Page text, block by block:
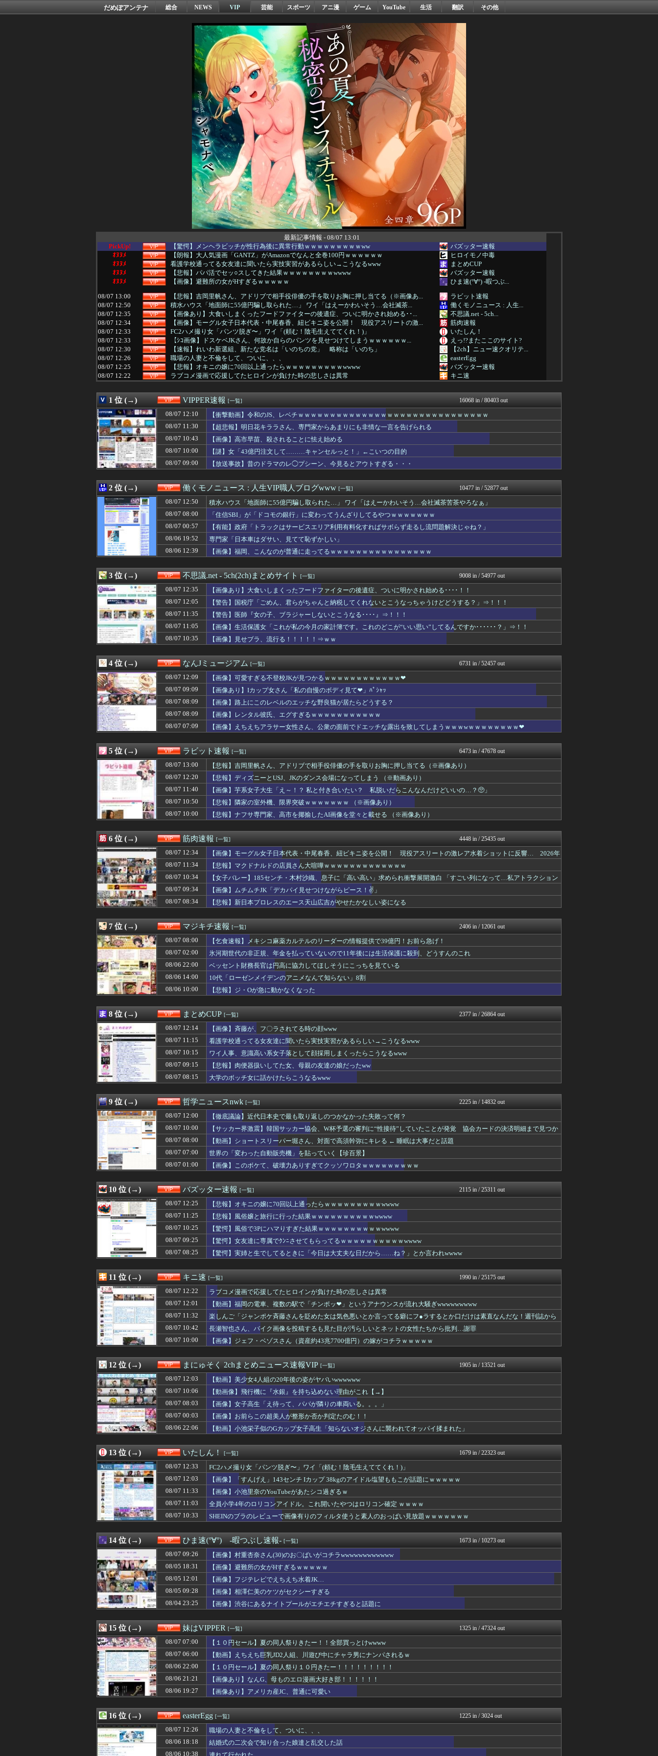
だめぽアンテナ 総合 NEWS VIP 芸能 スポーツ アニ漫 ゲーム YouTube 生活 翻訳 その他
最新記事情報 - 08/07 13:01
PickUp!
【驚愕】メンヘラビッチが性行為後に異常行動ｗｗｗｗｗｗｗｗｗww
バズッター速報
ｵﾇﾇﾒ
【朗報】大人気漫画「GANTZ」がAmazonでなんと全巻100円ｗｗｗｗｗｗ
ヒロイモノ中毒
ｵﾇﾇﾒ
看護学校通ってる女友達に聞いたら実技実習があるらしい→こうなるwww
まとめCUP
ｵﾇﾇﾒ
【悲報】パパ活でセッ○スしてきた結果ｗｗｗｗｗｗｗｗwwww
バズッター速報
ｵﾇﾇﾒ
【画像】避難所の女がHすぎるｗｗｗｗｗ
ひま速(°∀°) -暇つぶ...
08/07 13:00
【悲報】吉岡里帆さん、アドリブで相手役俳優の手を取りお胸に押し当てる（※画像あ...
ラビット速報
08/07 12:50
積水ハウス「地面師に55億円騙し取られた…」 ワイ「はえーかわいそう…会社滅茶...
働くモノニュース : 人生...
08/07 12:35
【画像あり】大食いしまくったフードファイターの後遺症、ついに明かされ始める･･...
不思議.net - 5ch...
08/07 12:34
【画像】モーグル女子日本代表・中尾春香、紐ビキニ姿を公開！ 現役アスリートの激...
筋肉速報
08/07 12:33
FC2ハメ撮り女「パンツ脱ぎ〜」ワイ「(頼む！陰毛生えててくれ！)」
いたしん！
08/07 12:33
【ｼｺ画像】ドスケベJKさん、何故か自らのパンツを見せつけてしまうｗｗｗｗｗｗ...
えっ!?またここのサイト?
08/07 12:30
【速報】れいわ新選組、新たな党名は「いのちの党」 略称は「いのち」
【2ch】ニュー速クオリテ...
08/07 12:26
職場の人妻と不倫をして、ついに、、、
easterEgg
08/07 12:25
【悲報】オキニの嬢に70回以上通ったらｗｗｗｗｗｗｗｗｗwwww
バズッター速報
08/07 12:22
ラブコメ漫画で応援してたヒロインが負けた時の悲しさは異常
キニ速
08/07 12:18
【衝撃】隣家の室外機、限界突破してきた結果ｗｗｗｗｗ(※画像あり)
NEWSぽけまとめーる
08/07 12:14
【画像】斉藤が、フ〇ラされてる時の顔www
まとめCUP
08/07 12:12
エンジニアと絵師界隈のAIへの価値観の違いはなぜ生まれるのか
08/07 12:12
カップラーメンの替え玉ってないの？
りぷらい速報
08/07 12:10
【衝撃動画】令和のJS、レベチｗｗｗｗｗｗｗｗｗｗｗｗｗｗｗｗｗｗｗｗｗｗｗｗ...
08/07 12:09
【画像】チー牛が好きなコンテンツ一覧wwwwwwwwwww
08/07 12:09
【画像】可愛すぎる不登校JKが見つかるｗｗｗｗｗｗｗｗｗｗｗｗ❤
なんJミュージアム
08/07 12:09
【愛知県警】スマートフォン約9億円分を窃盗か ベトナム国籍の男を逮捕
コノユビニュース｜みんなの...
08/07 12:05
【警告】国税庁「ごめん、君らがちゃんと納税してくれないとこうなっちゃうけどどう...
08/07 12:03
【画像】「すんげえ」143センチ Iカップ 38kgのアイドル塩望ももこが話題...
いたしん！
08/07 12:03
【朗報】檜山沙耶に代わる新しい弱者男性の姫が発見される///
Zチャンネル＠VIP
08/07 12:01
【動画】福岡の電車、複数の駅で「チンポッ❤」というアナウンスが流れ大騒ぎwww...
キニ速
08/07 12:01
【朗報】Amazon、汗が飛び散る灼熱の「マンガ毎週末セール（50%還元）」を...
ヒロイモノ中毒
08/07 12:00
【徹底議論】近代日本史で最も取り返しのつかなかった失敗って何？
08/07 12:00
霊感あるとか言ってる奴ってただのホラ吹きじゃねーの？
ネラーボイス
08/07 12:00
【画像】台風15号「チャンホン」発生 トリプル台風に…
【2ch】ニュー速クオリテ...
08/07 11:57
結婚式の作法、注意点など
ガールズVIPまとめ
08/07 11:56
れいわ信者「“れいわ信者”や“れいわ知能”といった表現は差別的。放送禁止用語に...
08/07 11:42
QRコード決済やタブレットなどを使いこなせない人も居るという話・・・
スコールちゃんねる｜２ちゃ...
08/07 11:40
【画像】芋系女子大生「え～！？ 私と付き合いたい？ 私脱いだらこんなんだけどい...
ラビット速報
08/07 11:39
【悲報】 名探偵プリキュアさん、前作から売上を10億円も落としてしまう
ゴールデンタイムズ
08/07 11:39
宗教と推し活は同じだと言われた。
ガールズVIPまとめ
08/07 11:35
【警告】医師『女の子、ブラジャーしないとこうなる････』⇒！！！
不思議.net - 5ch...
08/07 11:34
【悲報】マクドナルドの店員さん大喧嘩ｗｗｗｗｗｗｗｗｗｗｗｗｗ
08/07 11:33
【画像】小池里奈のYouTubeがあたシコ過ぎるｗ
いたしん！
08/07 11:32
楽しんご「ジャンポケ斉藤さんを貶めた女は気色悪いとか言ってる癖にフ●ラするとか...
キニ速
08/07 11:31
【悲報】節約で毎日カップラーメンや袋ラーメン食べてたワイ『ある事実』に気付くｗ...
08/07 11:26
ジブリ映画あるある
ガールズVIPまとめ
08/07 11:25
【悲報】風俗嬢と旅行に行った結果ｗｗｗｗｗｗｗｗｗｗwwww
バズッター速報
08/07 11:19
【悲報】今の小学生のなりたい職業ランキング、ガチで終わる
08/07 11:18
【朗報】山本由伸さん、8回3失点wwwwwwwwwwwwwwwwwwww
ガールズVIPまとめ
08/07 11:18
【衝撃】天才ワイ、デブ禁止のマッチングアプリを思いつくｗｗｗｗｗ
08/07 11:15
看護学校通ってる女友達に聞いたら実技実習があるらしい→こうなるwww
08/07 11:13
【ｼｺ動画】女さん、お○ぱいがデカ過ぎて下着がパツパツになってしまうｗｗｗｗｗ...
08/07 11:12
Amazon、汗が飛び散る灼熱の「マンガ毎週末セール（50%還元）」を開催！
ゴールデンタイムズ
08/07 11:09
羽田空港「どんどんターミナルを広くして徒歩で行けるようにします」→搭乗口まで1...
コノユビニュース｜みんなの...
08/07 11:05
【画像】生活保護女「これが私の今月の家計簿です。これのどこが“いい思い”してる...
不思議.net - 5ch...
08/07 11:04
「慶応顔」「早稲田顔」というのは本当にあるのでしょうか？
ガールズVIPまとめ
08/07 11:03
【画像】NHK北海道さん、とんでもないマシュマロ女子をキャスターに起用ｗ
Zチャンネル＠VIP
08/07 11:03
全員小学4年のロリコンアイドル。これ開いたやつはロリコン確定 ｗｗｗｗ
いたしん！
08/07 11:00
韓国サッカー協会、Ｗ杯アジア予選で外国人審判員に性的接待か…韓国放送局が独占報...
あらまめ2ch
08/07 11:00
QRコード決済やタブレットなどを使いこなせない人も居るという話・・・
【2ch】ニュー速クオリテ...
08/07 10:57
閉店・撤退したけど復活してほしい店
08/07 10:55
【動画】昔のドラマのレ●プシーン、リアルすぎて今見ると完全にアウト
もみあげチャ～シュ～
08/07 10:50
【悲報】隣家の室外機、限界突破ｗｗｗｗｗｗｗ （※画像あり）
08/07 10:42
長瀬智也さん、バイク画像を投稿するも見た目が汚らしいとネットの女性たちから批判...
08/07 10:41
【画像】カンニング竹山、目の前で嫁を寝取られてて草wwwww
BIPブログ
08/07 10:39
【悲報】町のお弁当屋さん「申し訳ないが消費税1%になったらその分商品代を値上げ...
ゴールデンタイムズ
08/07 10:39
【画像】ヤバすぎるペアルック、発見されるｗｗｗwｗｗｗｗｗｗｗｗｗ
うしみつ-5chまとめ-
08/07 10:35
【画像】見せブラ、流行る！！！！！⇒ｗｗ
不思議.net - 5ch...
08/07 10:34
【女子バレー】185センチ・木村沙織、息子に「高い高い」求められ衝撃展開激白 ...
筋肉速報
08/07 10:33
SHEINのブラのレビューで画像有りのフィルタ使うと素人のおっぱい見放題ｗｗｗ...
08/07 10:30
【悲報】保護者「修学旅行は無料化するべき。体験格差を放置するのか」←これ
あらまめ2ch
08/07 10:25
【驚愕】風俗で3Pにハマりすぎた結果ｗｗｗｗｗｗｗｗｗｗwwww
08/07 10:15
ワイ人事、意識高い系女子落として顔採用しまくったらこうなるwww
まとめCUP
08/07 10:12
【画像】 ラーメン屋でにんにくを注文した人、真っ青なにんにくを出される
08/07 10:11
【画像】現役アイドル、腋スジが大変なことになってるwwww
08/07 10:10
【画像】松本人志さん、大勢の若いファンに囲まれてご満悦・・・
スコールちゃんねる｜２ちゃ...
08/07 10:09
【悲報】韓国サッカー協会、ワールドカップ予選などで外国人審判への性的接待疑惑が...
コノユビニュース｜みんなの...
08/07 10:09
女性さん、子育てしない父親にブチギレ！声の限り叫ぶ！！→ｗｗｗｗ
08/07 10:09
【画像】この女子の中から「真ん中の日焼け」を選ぶやつはロリwwwwww
08/07 10:06
【動画像】飛行機に『水銀』を持ち込めない理由がこれ【→】
まにゅそく 2chまとめニ...
08/07 10:05
【画像】女子「弱男のホテルへの誘い方が丁寧すぎて引いちゃった（笑）」⇒ｗ
08/07 10:00
【サッカー界激震】韓国サッカー協会、W杯予選の審判に“性接待”していたことが発...
哲学ニュースnwk
08/07 10:00
シャウエッセン公式、こういうのでいいんだよ丼を作る
08/07 10:00
【悲報】ナフサ専門家、高市を揶揄したAI画像を堂々と載せる （※画像あり）
08/07 10:00
【画像】ジェフ・ベゾスさん（資産約43兆7700億円）の嫁がコチラｗｗｗｗｗ
08/07 10:00
【謎】女「43億円注文して………キャンセルっと！」←こいつの目的
VIPPER速報
08/07 09:42
ソードコンピューター、新型マイコン「c100」を発売ｷﾀ━━━━(ﾟ∀ﾟ)━━...
08/07 09:39
【画像】 ボディービルダーの横川尚隆さん、最新の姿がヤバすぎる
08/07 09:39
【悲報】バイト先の先輩おばさん（32）と深い関係になってしまった結果⇒ｗ
うしみつ-5chまとめ-
08/07 09:35
【朗報】若い女の子からする「甘い匂い」の正体⇒ｗｗｗｗｗｗｗｗｗｗｗｗｗ
不思議.net - 5ch...
08/07 09:33
【画像】声優の上坂すみれさん、ガチでシコらせにくるｗｗｗｗｗｗｗｗｗｗ
いたしん！
08/07 09:33
ワイ「セ○クスしよｗｗｗｗ」女友達｢ヤってもいいけど……」→勃起チ○ポを擦りつ...
えっ!?またここのサイト?
08/07 09:31
「高市総理には愛想尽かした」コメ余りに農家が悲鳴 売値は生産原価の半分以下に…
08/07 09:30
居酒屋「6人で長居して会計4939円！喋りたいだけなら公園に行ってくれ（怒」
あらまめ2ch
08/07 09:26
【画像】村重杏奈さん(30)のお〇ぱいがコチラwwwwwwwwwwww
ひま速(°∀°) -暇つぶ...
【驚愕】女友達に専属でｸﾝﾆさせてもらってるｗｗｗｗｗｗｗｗｗｗwwww
バズッター速報
08/07 09:20
可愛すぎるおむすび屋さん（28）、新店舗に4000万円クラファンした成功した結...
08/07 09:18
【衝撃】居酒屋「6人で長居して会計4939円！喋りたいだけなら公園に行ってくれ...
NEWSぽけまとめーる
08/07 09:15
【悲報】肉便器扱いしてた女、母親の友達の娘だったww
まとめCUP
08/07 09:10
ニコニコ出身者が豪華すぎると話題に なんでyoutubeに負けたのか・・・
スコールちゃんねる｜２ちゃ...
08/07 09:10
【画像あり】わざわざ大学を卒業したのに新卒でタクシー運転手になる女性ってどう思...
ラビット速報
08/07 09:09
【画像あり】Iカップ女さん「私の自慢のボディ見て❤」ﾊﾟｼｬｯ
08/07 09:09
陸上100m全国大会1位の中学生、サッカー部でゴールキーパーｗｗｗ
08/07 09:05
【画像】女子高生さん、太ももで男子の顔を挟んでしまうｗｗｗｗｗｗｗｗｗｗ
不思議.net - 5ch...
08/07 09:03
【画像】最新の高橋真麻さん、デカい
08/07 09:01
【朗報】芸能界を引退した爆乳、SNSでおっぱい画像を投稿wwwwww
08/07 09:00
【放送事故】昔のドラマのレ◯プシーン、今見るとアウトすぎる・・・
VIPPER速報
08/07 09:00
ソードコンピューター、新型マイコン「c100」を発売ｷﾀ━━━━(ﾟ∀ﾟ)━━...
【2ch】ニュー速クオリテ...
08/07 08:40
映画館でオナラ事案が発生し、臭すぎて観客数十人が避難へｗｗｗｗｗｗｗ
キニ速
08/07 08:39
【画像あり】モデルを目指す女子高生、６人の中で明らかにデカい人を発見ｗｗｗｗ
うしみつ-5chまとめ-
08/07 08:39
FGOのリリスさん、謎のSKB水着を着るｗｗｗｗｗｗｗｗｗｗｗｗｗｗｗｗ
08/07 08:38
【悲報】有吉弘行さん、また匂わせポストｗｗｗｗｗｗｗｗｗｗｗｗｗｗｗｗｗ
VIPPER速報
08/07 08:34
【悲報】新日本プロレスのエース天山広吉がやせたかなしい姿になる
筋肉速報
08/07 08:33
【ｼｺ画像】挿入寸前の真面目女さん、お◯ぱいがエ口過ぎるｗｗｗｗｗｗｗｗｗｗｗ
えっ!?またここのサイト?
08/07 08:25
【驚愕】実姉と生でしてるときに「今日は大丈夫な日だから……ね？」とか言われww...
バズッター速報
08/07 08:20
【画像】イオンモール熊本、花と色紙と生茶が供えられる・・・
08/07 08:18
【悲報】大卒公務員40歳年収700万ワイ、咽び泣く・・・・
NEWSぽけまとめーる
08/07 08:10
【悲報】Googleのエンジニア「AIで仕事がつまらなくなった」
スコールちゃんねる｜２ちゃ...
08/07 08:09
「週刊少年ジャンプ」、初の100万部割れ 全盛期の1994年には653万部
コノユビニュース｜みんなの...
08/07 08:09
【画像】日テレ女子アナさん、とんでもないグラビアを披露した結果・・・
08/07 08:09
【画像】JKのスカートの下に履いてる謎の黒いやつ⇒ｗｗ
08/07 08:09
【画像】路上にこのレベルのエッチな野良猫が居たらどうする？
なんJミュージアム
08/07 08:09
【画像】レンタル彼氏、エグすぎるｗｗｗｗｗｗｗｗｗｗｗ
なんJミュージアム
08/07 08:08
ワイ職場ですぐキレてしまう・・・
08/07 08:05
【画像】あの人気ポケモン、エッチなフィギュアになってしまう
VIPPER速報
08/07 08:03
【画像】女子高生「え待って、パパが隣りの車両いる。。。」
まにゅそく 2chまとめニ...
08/07 08:01
子供向け漫画、謎の闇の大会に参加しがち問題
ヒロイモノ中毒
08/07 08:00
「住信SBI」が「ドコモの銀行」に変わってうんざりしてるやつｗｗｗｗｗｗｗ
働くモノニュース : 人生...
08/07 08:00
【乞食速報】メキシコ麻薬カルテルのリーダーの情報提供で39億円！お前ら急げ！
08/07 08:00
【悲報】お母さん、隣の家がとんでもない位置に室外機を取り付けブチギレwwwww...
キニ速
08/07 08:00
【動画】ショートスリーパー堀さん、対面で高須幹弥にキレる ← 睡眠は大事だと話...
哲学ニュースnwk
08/07 08:00
石破「日本の財政は世界最悪」
【2ch】ニュー速クオリテ...
08/07 07:39
【悲報】港区女子、お前らにブチギレｗｗｗｗｗｗｗｗｗｗｗｗｗｗｗ
08/07 07:34
【画像】洋服の青山、空調ウェアを発売ｗｗｗｗｗｗｗｗｗｗｗｗｗｗ
VIPPER速報
08/07 07:34
【画像】中村敬斗 かっこいいアスリート調査 1位 W杯でインスタフォロワー1...
筋肉速報
08/07 07:33
【ｼｺ画像】すぐエ◯チさせてくれそうな女さん、パンツを脱がされてしまうｗｗｗｗ...
えっ!?またここのサイト?
08/07 07:31
【画像】あの人気ムチムチなポケモン、エッチなフィギュアになる
BIPブログ
08/07 07:31
【えっ】ワキガの兄貴が出社してたら『とんでもないこと』になったｗｗｗｗｗｗｗ
おうまがタイムズ
08/07 07:30
【画像】本田望結の妹、本田望結より実ってしまうｗｗｗｗｗｗｗｗ
08/07 07:25
【驚愕】看護師(若い女)にチ○コ拭かれたらｗｗｗｗｗｗｗwwww
08/07 07:15
意識高い系のラーメン行ったら無茶苦茶だった...
まとめCUP
08/07 07:10
【画像】大学生の頃に出会った小学生と大人になってから再会し結婚した男、めちゃく...
スコールちゃんねる｜２ちゃ...
08/07 07:09
【画像】えちえちアラサー女性さん、公衆の面前でドエッチな露出を致してしまうｗｗ...
08/07 07:09
【画像】富裕層が食べてる「恵方巻」がこちらwwwwwwwwwwwww
08/07 07:09
【悲報】週間少年ジャンプのグッズ(43億円分)を注文し全てキャンセルした女を逮...
コノユビニュース｜みんなの...
08/07 07:03
【画像】吉岡里帆さん、アドリブで相手役俳優の手を取りおっぱいに押し当ててしまう... Zチャンネル＠VIP
1 位 (→) VIPPER速報 [一覧] 16068 in / 80403 out
08/07 12:10
【衝撃動画】令和のJS、レベチｗｗｗｗｗｗｗｗｗｗｗｗｗｗｗｗｗｗｗｗｗｗｗｗｗｗｗｗｗｗ
08/07 11:30
【超悲報】明日花キララさん、専門家からあまりにも非情な一言を告げられる
08/07 10:43
【画像】高市早苗、殺されることに怯え始める
08/07 10:00
【謎】女「43億円注文して………キャンセルっと！」←こいつの目的
08/07 09:00
【放送事故】昔のドラマのレ◯プシーン、今見るとアウトすぎる・・・
2 位 (→) 働くモノニュース : 人生VIP職人ブログwww [一覧] 10477 in / 52877 out
08/07 12:50
積水ハウス「地面師に55億円騙し取られた…」 ワイ「はえーかわいそう…会社滅茶苦茶やろなぁ」
08/07 08:00
「住信SBI」が「ドコモの銀行」に変わってうんざりしてるやつｗｗｗｗｗｗｗ
08/07 00:57
【有能】政府「トラックはサービスエリア利用有料化すればサボらず走るし流問題解決じゃね？」
08/06 19:52
専門家「日本車はダサい、見てて恥ずかしい」
08/06 12:39
【画像】福岡、こんなのが普通に走ってるｗｗｗｗｗｗｗｗｗｗｗｗｗｗｗｗ
3 位 (→) 不思議.net - 5ch(2ch)まとめサイト [一覧] 9008 in / 54977 out
08/07 12:35
【画像あり】大食いしまくったフードファイターの後遺症、ついに明かされ始める････！！
08/07 12:05
【警告】国税庁「ごめん、君らがちゃんと納税してくれないとこうなっちゃうけどどうする？」⇒！！！
08/07 11:35
【警告】医師『女の子、ブラジャーしないとこうなる････』⇒！！！
08/07 11:05
【画像】生活保護女「これが私の今月の家計簿です。これのどこが“いい思い”してるんですか･･････？」⇒！！
08/07 10:35
【画像】見せブラ、流行る！！！！！⇒ｗｗ
4 位 (→) なんJミュージアム [一覧] 6731 in / 52457 out
08/07 12:09
【画像】可愛すぎる不登校JKが見つかるｗｗｗｗｗｗｗｗｗｗｗｗ❤
08/07 09:09
【画像あり】Iカップ女さん「私の自慢のボディ見て❤」ﾊﾟｼｬｯ
08/07 08:09
【画像】路上にこのレベルのエッチな野良猫が居たらどうする？
08/07 08:09
【画像】レンタル彼氏、エグすぎるｗｗｗｗｗｗｗｗｗｗｗ
08/07 07:09
【画像】えちえちアラサー女性さん、公衆の面前でドエッチな露出を致してしまうｗｗｗwｗｗｗｗｗｗｗｗ❤
5 位 (→) ラビット速報 [一覧] 6473 in / 47678 out
08/07 13:00
【悲報】吉岡里帆さん、アドリブで相手役俳優の手を取りお胸に押し当てる（※画像あり）
08/07 12:20
【悲報】ディズニーとUSJ、JKのダンス会場になってしまう （※動画あり）
08/07 11:40
【画像】芋系女子大生「え～！？ 私と付き合いたい？ 私脱いだらこんなんだけどいいの…？🥺」
08/07 10:50
【悲報】隣家の室外機、限界突破ｗｗｗｗｗｗｗ （※画像あり）
08/07 10:00
【悲報】ナフサ専門家、高市を揶揄したAI画像を堂々と載せる （※画像あり）
6 位 (→) 筋肉速報 [一覧] 4448 in / 25435 out
08/07 12:34
【画像】モーグル女子日本代表・中尾春香、紐ビキニ姿を公開！ 現役アスリートの激レア水着ショットに反響… 2026年
ミラノ五輪出場
08/07 11:34
【悲報】マクドナルドの店員さん大喧嘩ｗｗｗｗｗｗｗｗｗｗｗｗｗ
08/07 10:34
【女子バレー】185センチ・木村沙織、息子に「高い高い」求められ衝撃展開激白 「すごい列になって…私アトラクション
じゃないよみたいな」
08/07 09:34
【画像】ムチムチJK「デカパイ見せつけながらピース！✌」
08/07 08:34
【悲報】新日本プロレスのエース天山広吉がやせたかなしい姿になる
7 位 (→) マジキチ速報 [一覧] 2406 in / 12061 out
08/07 08:00
【乞食速報】メキシコ麻薬カルテルのリーダーの情報提供で39億円！お前ら急げ！
08/07 02:00
氷河期世代の非正規、年金を払っていないので11年後には生活保護に殺到、どうすんのこれ
08/06 22:00
ベッセント財務長官は円高に協力してほしそうにこっちを見ている
08/06 14:00
10代「ローゼンメイデンのアニメなんて知らない」8割
08/06 10:00
【悲報】ジ・Oが急に動かなくなった
8 位 (→) まとめCUP [一覧] 2377 in / 26864 out
08/07 12:14
【画像】斉藤が、フ〇ラされてる時の顔www
08/07 11:15
看護学校通ってる女友達に聞いたら実技実習があるらしい→こうなるwww
08/07 10:15
ワイ人事、意識高い系女子落として顔採用しまくったらこうなるwww
08/07 09:15
【悲報】肉便器扱いしてた女、母親の友達の娘だったww
08/07 08:15
大学のボッチ女に話かけたらこうなるwww
9 位 (→) 哲学ニュースnwk [一覧] 2225 in / 14832 out
08/07 12:00
【徹底議論】近代日本史で最も取り返しのつかなかった失敗って何？
08/07 10:00
【サッカー界激震】韓国サッカー協会、W杯予選の審判に“性接待”していたことが発覚 協会カードの決済明細まで見つか
る
08/07 08:00
【動画】ショートスリーパー堀さん、対面で高須幹弥にキレる ← 睡眠は大事だと話題
08/07 07:00
世界の「変わった自動販売機」を貼っていく【珍百景】
08/07 01:00
【画像】このボケて、破壊力ありすぎてクッソワロタｗｗｗｗｗｗｗｗｗ
10 位 (→) バズッター速報 [一覧] 2115 in / 25311 out
08/07 12:25
【悲報】オキニの嬢に70回以上通ったらｗｗｗｗｗｗｗｗｗwwww
08/07 11:25
【悲報】風俗嬢と旅行に行った結果ｗｗｗｗｗｗｗｗｗｗwwww
08/07 10:25
【驚愕】風俗で3Pにハマりすぎた結果ｗｗｗｗｗｗｗｗｗｗwwww
08/07 09:25
【驚愕】女友達に専属でｸﾝﾆさせてもらってるｗｗｗｗｗｗｗｗｗｗwwww
08/07 08:25
【驚愕】実姉と生でしてるときに「今日は大丈夫な日だから……ね？」とか言われwwww
11 位 (→) キニ速 [一覧] 1990 in / 25175 out
08/07 12:22
ラブコメ漫画で応援してたヒロインが負けた時の悲しさは異常
08/07 12:01
【動画】福岡の電車、複数の駅で「チンポッ❤」というアナウンスが流れ大騒ぎwwwwwwwww
08/07 11:32
楽しんご「ジャンポケ斉藤さんを貶めた女は気色悪いとか言ってる癖にフ●ラするとか口だけは素直なんだな！週刊誌から
金もらってるだろ」
08/07 10:42
長瀬智也さん、バイク画像を投稿するも見た目が汚らしいとネットの女性たちから批判…謝罪
08/07 10:00
【画像】ジェフ・ベゾスさん（資産約43兆7700億円）の嫁がコチラｗｗｗｗｗ
12 位 (→) まにゅそく 2chまとめニュース速報VIP [一覧] 1905 in / 13521 out
08/07 12:03
【動画】美少女4人組の20年後の姿がヤバいwwwwww
08/07 10:06
【動画像】飛行機に『水銀』を持ち込めない理由がこれ【→】
08/07 08:03
【画像】女子高生「え待って、パパが隣りの車両いる。。。」
08/07 00:03
【画像】お前らこの超美人が整形か否か判定たのむ！！
08/06 22:06
【動画】小池栄子似のGカップ女子高生「知らないオジさんに襲われてオッパイ揉まれた」
13 位 (→) いたしん！ [一覧] 1679 in / 22323 out
08/07 12:33
FC2ハメ撮り女「パンツ脱ぎ〜」ワイ「(頼む！陰毛生えててくれ！)」
08/07 12:03
【画像】「すんげえ」143センチ Iカップ 38kgのアイドル塩望ももこが話題にｗｗｗｗｗ
08/07 11:33
【画像】小池里奈のYouTubeがあたシコ過ぎるｗ
08/07 11:03
全員小学4年のロリコンアイドル。これ開いたやつはロリコン確定 ｗｗｗｗ
08/07 10:33
SHEINのブラのレビューで画像有りのフィルタ使うと素人のおっぱい見放題ｗｗｗｗｗｗｗ
14 位 (→) ひま速(°∀°) -暇つぶし速報- [一覧] 1673 in / 10273 out
08/07 09:26
【画像】村重杏奈さん(30)のお〇ぱいがコチラwwwwwwwwwwww
08/05 18:31
【画像】避難所の女がHすぎるｗｗｗｗｗ
08/05 12:01
【画像】フジテレビでえちえち水着JK…
08/05 09:28
【画像】相澤仁美のケツがセクシーすぎる
08/04 23:25
【画像】渋谷にあるナイトプールがエチエチすぎると話題に
15 位 (→) 妹はVIPPER [一覧] 1325 in / 47324 out
08/07 07:00
【１０円セール】夏の同人祭りきたー！！全部買っとけwwww
08/07 06:00
【動画】えちえち巨乳JD2人組、川遊び中にチャラ男にナンパされるｗ
08/06 22:00
【１０円セール】夏の同人祭り１０円きたー！！！！！！！！！
08/06 21:21
【画像あり】なんG、母ものエロ漫画大好き部！！！！！！
08/06 19:27
【画像あり】アメリカ産JC、普通に可愛い
16 位 (→) easterEgg [一覧] 1225 in / 3024 out
08/07 12:26
職場の人妻と不倫をして、ついに、、、
08/06 18:18
結婚式の二次会で知り合った娘達と乱交した話
08/06 10:38